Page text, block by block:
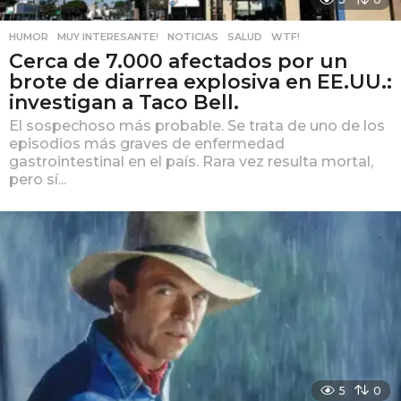
HUMOR ,MUY INTERESANTE! ,NOTICIAS ,SALUD ,WTF!
Cerca de 7.000 afectados por un
brote de diarrea explosiva en EE.UU.:
investigan a Taco Bell.
El sospechoso más probable. Se trata de uno de los
episodios más graves de enfermedad
gastrointestinal en el país. Rara vez resulta mortal,
pero sí...
5 0